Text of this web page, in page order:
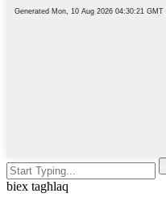
biex tagħlaq